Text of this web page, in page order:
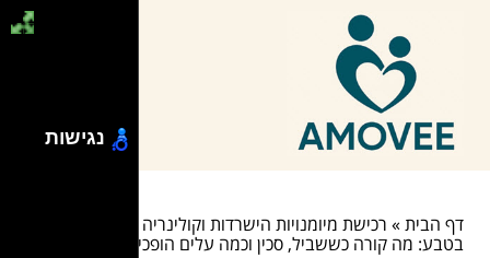
דף הבית» רכישת מיומנויות הישרדות וקולינריה בקורס ליקוט
בטבע: מה קורה כששביל, סכין וכמה עלים הופכים לארוחת שף?
נגישות